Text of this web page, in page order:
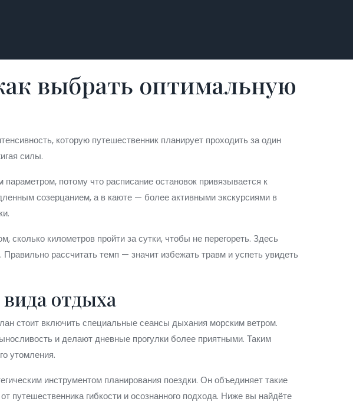
выбрать оптимальную
которую путешественник планирует проходить за один
силы.
потому что расписание остановок привязывается к
созерцанием, а в каюте — более активными экскурсиями в
сколько километров пройти за сутки, чтобы не перегореть. Здесь
рассчитать темп — значит избежать травм и успеть увидеть
отдыха
стоит включить специальные сеансы дыхания морским ветром.
и делают дневные прогулки более приятными. Таким
утомления.
инструментом планирования поездки. Он объединяет такие
путешественника гибкости и осознанного подхода. Ниже вы найдёте